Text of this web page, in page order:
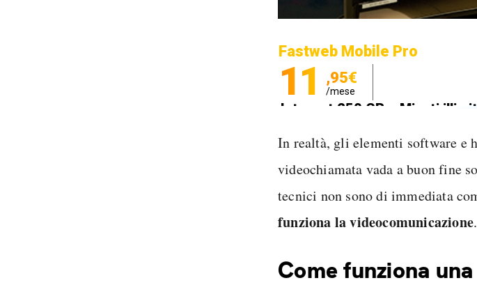
Fastweb Mobile Pro
11 ,95€
/mese
Internet 250 GB e Minuti
In realtà, gli elementi software e
videochiamata vada a buon fine
tecnici non sono di immediata
funziona la videocomunicazione.
Come funziona